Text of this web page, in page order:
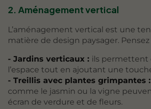
2. Aménagement vertical
L’aménagement vertical est une
matière de design paysager. Pensez
- Jardins verticaux : ils permettent
l’espace tout en ajoutant une
- Treillis avec plantes grimpantes :
comme le jasmin ou la vigne
écran de verdure et de fleurs.